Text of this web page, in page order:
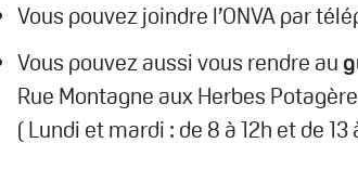
Vous pouvez joindre l’ONVA par
Vous pouvez aussi vous rendre au
Rue Montagne aux Herbes
( Lundi et mardi : de 8 à 12h et de